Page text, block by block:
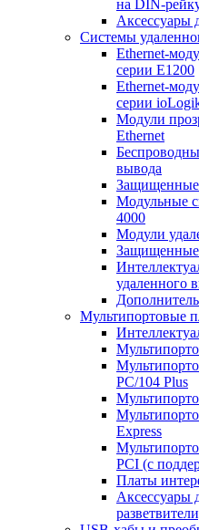
на DIN-
Аксессуары
Системы
Ethernet-
серии E1200
Ethernet-
серии
Модули
Ethernet
вывода
Защищенные
Модульные
4000
Модули
Защищенные
удаленного
Мультипортовые
PC/104 Plus
Express
PCI (с
Платы
Аксессуары